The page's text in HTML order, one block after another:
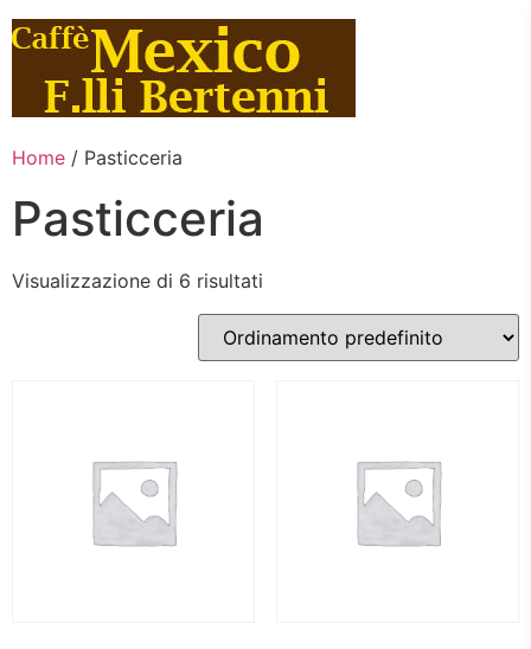
Vai
al
contenuto
Home / Pasticceria
Pasticceria
Visualizzazione di 6 risultati